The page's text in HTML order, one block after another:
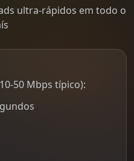
ultra-rápidos em todo o
50 Mbps típico):